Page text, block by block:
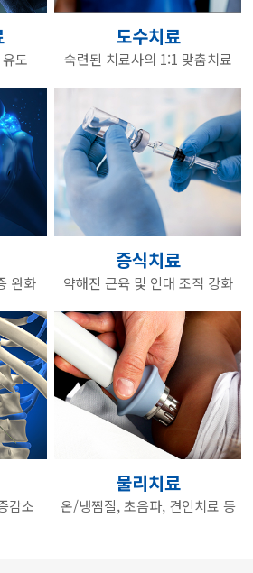
도
도수치료
숙련된 치료사의 1:1 맞춤치료
완화
증식치료
약해진 근육 및 인대 조직 강화
감소
물리치료
온/냉찜질, 초음파, 견인치료 등